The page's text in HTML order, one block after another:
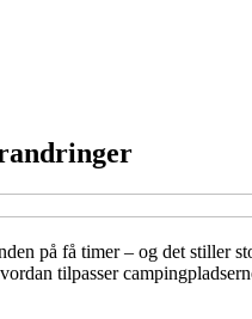
på få timer – og det stiller
tilpasser